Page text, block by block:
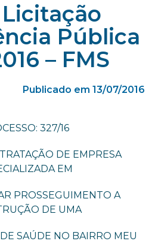
Pública
– FMS
Publicado em 13/07/2016
327/16
DE EMPRESA
EM
PROSSEGUIMENTO A
DE UMA
SAÚDE NO BAIRRO MEU